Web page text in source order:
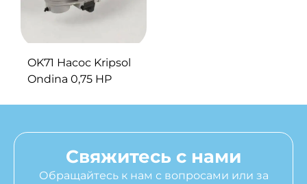
OK71 Насос Kripsol
Ondina 0,75 HP
Свяжитесь с нами
Обращайтесь к нам с вопросами или за